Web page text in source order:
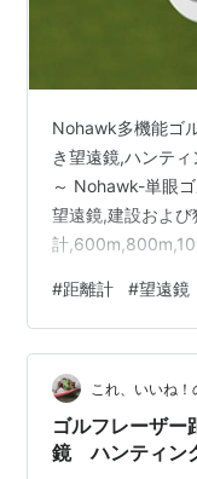
Nohawk多機能ゴ
き望遠鏡,ハンテ
～ Nohawk-単眼
望遠鏡,建設およ
計
同時に2秒間切り
ます。 製品保証
たらメッセージを
提供します。 否定
ちに質問をして
#距離計 #望遠鏡
これ、いいね
ゴルフレーザ
鏡 ハンティン